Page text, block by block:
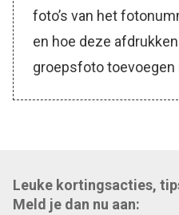
foto’s van het
en hoe deze
groepsfoto toevoegen
Leuke kortingsacties,
Meld je dan nu aan: